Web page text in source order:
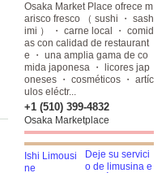
Osaka Market Place ofrece m
arisco fresco （ sushi ・ sash
imi ） ・ carne local ・ comid
as con calidad de restaurant
e ・ una amplia gama de co
mida japonesa ・ licores jap
oneses ・ cosméticos ・ artíc
ulos eléctr...
+1 (510) 399-4832
Osaka Marketplace
Deje su servici
o de limusina e